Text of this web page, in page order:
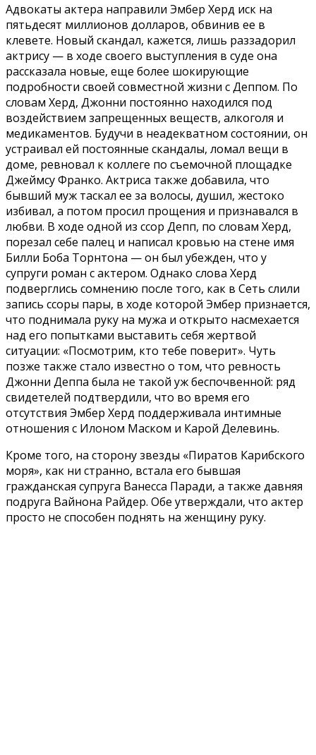
Адвокаты актера направили Эмбер Херд иск на
пятьдесят миллионов долларов, обвинив ее в
клевете. Новый скандал, кажется, лишь раззадорил
актрису — в ходе своего выступления в суде она
рассказала новые, еще более шокирующие
подробности своей совместной жизни с Деппом. По
словам Херд, Джонни постоянно находился под
воздействием запрещенных веществ, алкоголя и
медикаментов. Будучи в неадекватном состоянии, он
устраивал ей постоянные скандалы, ломал вещи в
доме, ревновал к коллеге по съемочной площадке
Джеймсу Франко. Актриса также добавила, что
бывший муж таскал ее за волосы, душил, жестоко
избивал, а потом просил прощения и признавался в
любви. В ходе одной из ссор Депп, по словам Херд,
порезал себе палец и написал кровью на стене имя
Билли Боба Торнтона — он был убежден, что у
супруги роман с актером. Однако слова Херд
подверглись сомнению после того, как в Сеть слили
запись ссоры пары, в ходе которой Эмбер признается,
что поднимала руку на мужа и открыто насмехается
над его попытками выставить себя жертвой
ситуации: «Посмотрим, кто тебе поверит». Чуть
позже также стало известно о том, что ревность
Джонни Деппа была не такой уж беспочвенной: ряд
свидетелей подтвердили, что во время его
отсутствия Эмбер Херд поддерживала интимные
отношения с Илоном Маском и Карой Делевинь.
Кроме того, на сторону звезды «Пиратов Карибского
моря», как ни странно, встала его бывшая
гражданская супруга Ванесса Паради, а также давняя
подруга Вайнона Райдер. Обе утверждали, что актер
просто не способен поднять на женщину руку.